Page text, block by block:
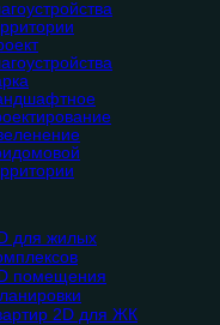
для жилых
помещения
2D для ЖК